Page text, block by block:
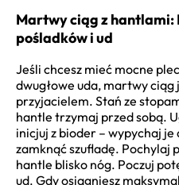
Martwy ciąg z hantlami:
pośladków i ud
Jeśli chcesz mieć mocne
dwugłowe uda, martwy
przyjacielem. Stań ze
hantle trzymaj przed sobą.
inicjuj z bioder – wypychaj je
zamknąć szufladę. Pochylaj
hantle blisko nóg. Poczuj
ud. Gdy osiągniesz